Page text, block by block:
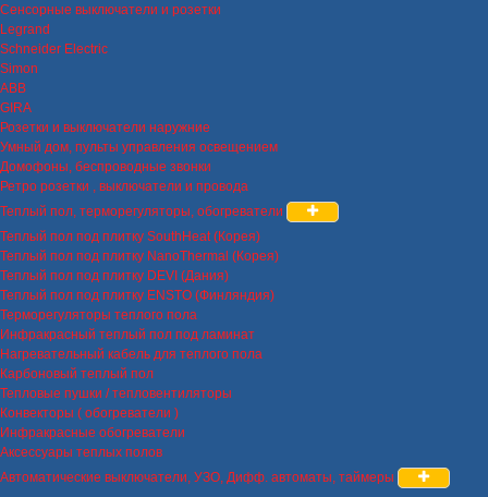
Сенсорные выключатели и розетки
Legrand
Schneider Electric
Simon
ABB
GIRA
Розетки и выключатели наружние
Умный дом, пульты управления освещением
Домофоны, беспроводные звонки
Ретро розетки , выключатели и провода
Теплый пол, терморегуляторы, обогреватели
Теплый пол под плитку SouthHeat (Корея)
Теплый пол под плитку NanoThermal (Корея)
Теплый пол под плитку DEVI (Дания)
Теплый пол под плитку ENSTO (Финляндия)
Терморегуляторы теплого пола
Инфракрасный теплый пол под ламинат
Нагревательный кабель для теплого пола
Карбоновый теплый пол
Тепловые пушки / тепловентиляторы
Конвекторы ( обогреватели )
Инфракрасные обогреватели
Аксессуары теплых полов
Автоматические выключатели, УЗО, Дифф. автоматы, таймеры